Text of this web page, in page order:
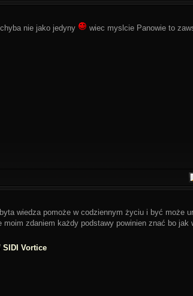
nie jako jedyny
wiec myslcie Panowie to
wiedza pomoże w codziennym życiu i być może
zdaniem każdy podstawy powinien znać bo jak
SIDI Vortice